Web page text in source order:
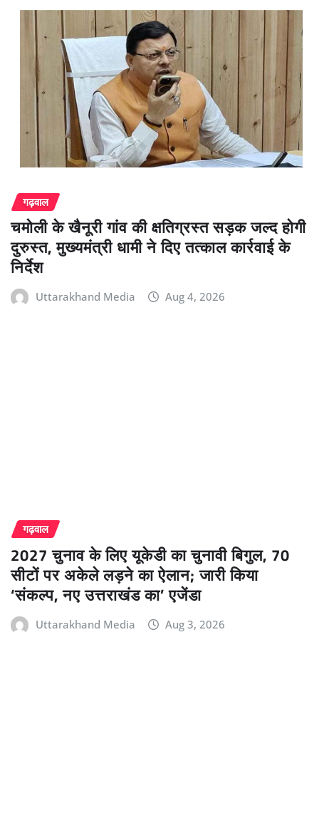
गढ़वाल
चमोली के खैनूरी गांव की क्षतिग्रस्त सड़क जल्द होगी
दुरुस्त, मुख्यमंत्री धामी ने दिए तत्काल कार्रवाई के
निर्देश
Uttarakhand Media Aug 4, 2026
गढ़वाल
2027 चुनाव के लिए यूकेडी का चुनावी बिगुल, 70
सीटों पर अकेले लड़ने का ऐलान; जारी किया
‘संकल्प, नए उत्तराखंड का’ एजेंडा
Uttarakhand Media Aug 3, 2026